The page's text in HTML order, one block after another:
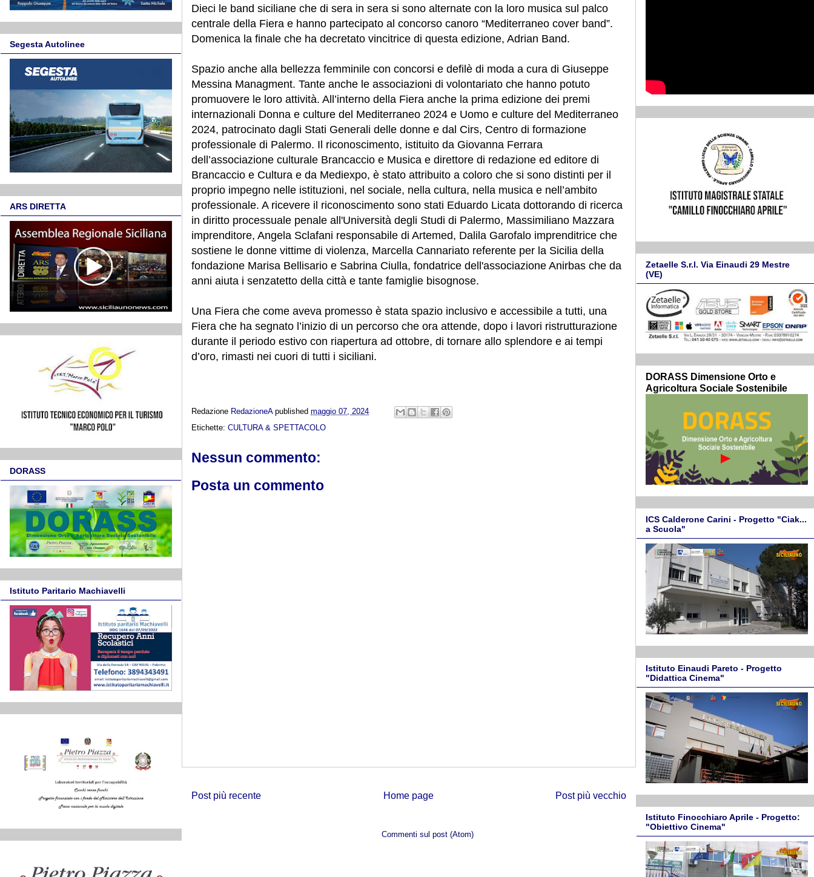
Dieci le band siciliane che di sera in sera si sono alternate con la loro musica sul palco
centrale della Fiera e hanno partecipato al concorso canoro “Mediterraneo cover band”.
Domenica la finale che ha decretato vincitrice di questa edizione, Adrian Band.
Spazio anche alla bellezza femminile con concorsi e defilè di moda a cura di Giuseppe
Messina Managment. Tante anche le associazioni di volontariato che hanno potuto
promuovere le loro attività. All’interno della Fiera anche la prima edizione dei premi
internazionali Donna e culture del Mediterraneo 2024 e Uomo e culture del Mediterraneo
2024, patrocinato dagli Stati Generali delle donne e dal Cirs, Centro di formazione
professionale di Palermo. Il riconoscimento, istituito da Giovanna Ferrara
dell’associazione culturale Brancaccio e Musica e direttore di redazione ed editore di
Brancaccio e Cultura e da Mediexpo, è stato attribuito a coloro che si sono distinti per il
proprio impegno nelle istituzioni, nel sociale, nella cultura, nella musica e nell’ambito
professionale. A ricevere il riconoscimento sono stati Eduardo Licata dottorando di ricerca
in diritto processuale penale all'Università degli Studi di Palermo, Massimiliano Mazzara
imprenditore, Angela Sclafani responsabile di Artemed, Dalila Garofalo imprenditrice che
sostiene le donne vittime di violenza, Marcella Cannariato referente per la Sicilia della
fondazione Marisa Bellisario e Sabrina Ciulla, fondatrice dell'associazione Anirbas che da
anni aiuta i senzatetto della città e tante famiglie bisognose.
Una Fiera che come aveva promesso è stata spazio inclusivo e accessibile a tutti, una
Fiera che ha segnato l’inizio di un percorso che ora attende, dopo i lavori ristrutturazione
durante il periodo estivo con riapertura ad ottobre, di tornare allo splendore e ai tempi
d’oro, rimasti nei cuori di tutti i siciliani.
Redazione RedazioneA published maggio 07, 2024
Etichette: CULTURA & SPETTACOLO
Nessun commento:
Posta un commento
Post più recente Post più vecchio
Home page
Commenti sul post (Atom)
Segesta Autolinee
ARS DIRETTA
DORASS
Istituto Paritario Machiavelli
Zetaelle S.r.l. Via Einaudi 29 Mestre
(VE)
DORASS Dimensione Orto e
Agricoltura Sociale Sostenibile
ICS Calderone Carini - Progetto "Ciak...
a Scuola"
Istituto Einaudi Pareto - Progetto
"Didattica Cinema"
Istituto Finocchiaro Aprile - Progetto:
"Obiettivo Cinema"